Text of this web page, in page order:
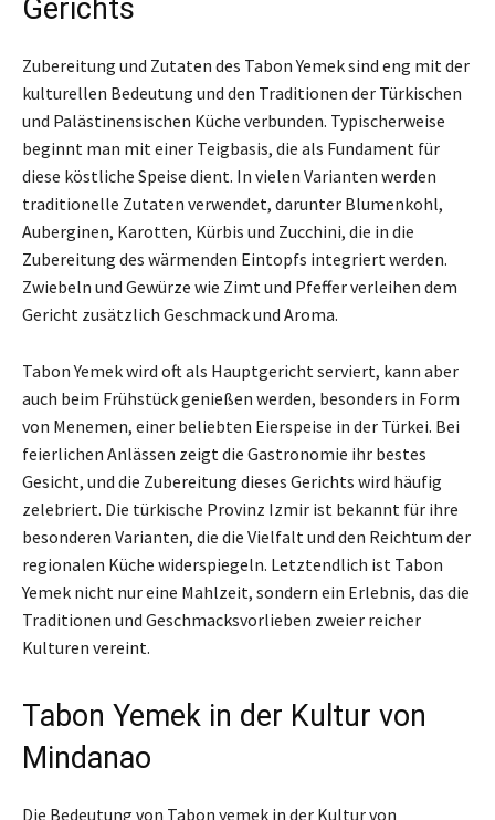
Gerichts
Zubereitung und Zutaten des Tabon Yemek sind eng mit der
kulturellen Bedeutung und den Traditionen der Türkischen
und Palästinensischen Küche verbunden. Typischerweise
beginnt man mit einer Teigbasis, die als Fundament für
diese köstliche Speise dient. In vielen Varianten werden
traditionelle Zutaten verwendet, darunter Blumenkohl,
Auberginen, Karotten, Kürbis und Zucchini, die in die
Zubereitung des wärmenden Eintopfs integriert werden.
Zwiebeln und Gewürze wie Zimt und Pfeffer verleihen dem
Gericht zusätzlich Geschmack und Aroma.
Tabon Yemek wird oft als Hauptgericht serviert, kann aber
auch beim Frühstück genießen werden, besonders in Form
von Menemen, einer beliebten Eierspeise in der Türkei. Bei
feierlichen Anlässen zeigt die Gastronomie ihr bestes
Gesicht, und die Zubereitung dieses Gerichts wird häufig
zelebriert. Die türkische Provinz Izmir ist bekannt für ihre
besonderen Varianten, die die Vielfalt und den Reichtum der
regionalen Küche widerspiegeln. Letztendlich ist Tabon
Yemek nicht nur eine Mahlzeit, sondern ein Erlebnis, das die
Traditionen und Geschmacksvorlieben zweier reicher
Kulturen vereint.
Tabon Yemek in der Kultur von
Mindanao
Die Bedeutung von Tabon yemek in der Kultur von